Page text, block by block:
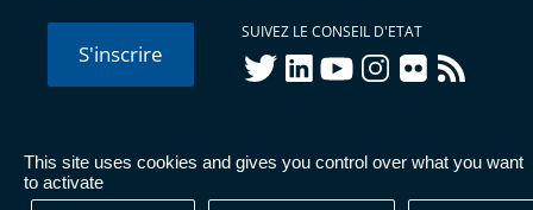
This site uses cookies and gives you control over what you want
to activate
S'inscrire
SUIVEZ LE CONSEIL D'ETAT
twitterlinkedInyoutubeinstagram
flickr rss
© Conseil d'État 2026 - Mentions légales
Données
personnelles-Publications administratives-Accessibilité :